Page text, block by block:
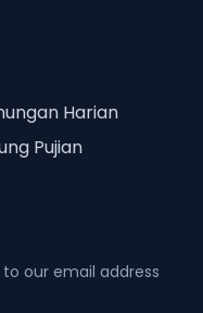
Harian
Pujian
our email address